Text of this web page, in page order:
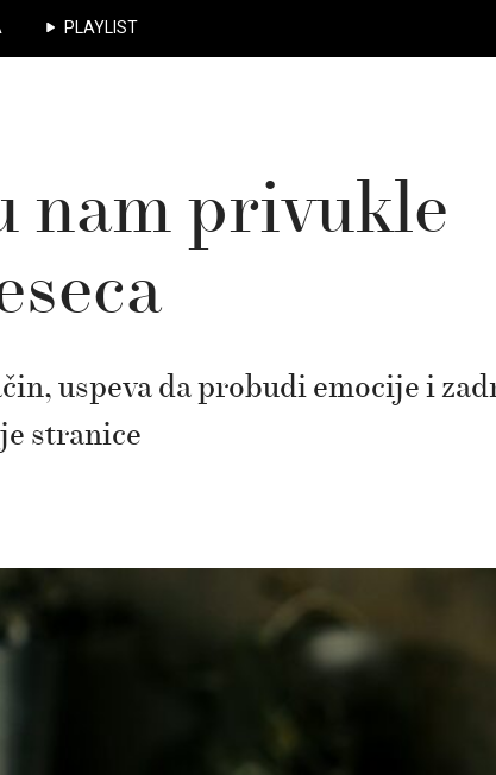
PLAYLIST
nam privukle
uspeva da probudi emocije i
stranice